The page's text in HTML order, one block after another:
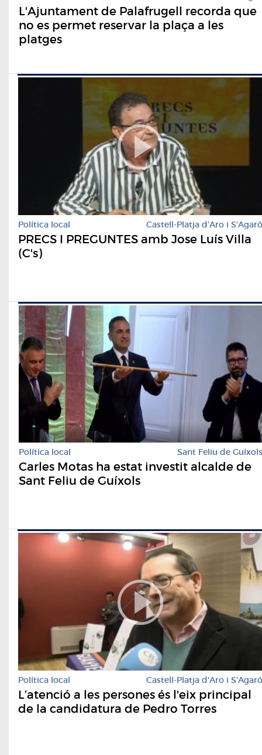
L'Ajuntament de Palafrugell recorda que
no es permet reservar la plaça a les
platges
Política local Castell-Platja d'Aro i S'Agaró
PRECS I PREGUNTES amb Jose Luís Villa
(C's)
Política local Sant Feliu de Guíxols
Carles Motas ha estat investit alcalde de
Sant Feliu de Guíxols
Política local Castell-Platja d'Aro i S'Agaró
L’atenció a les persones és l'eix principal
de la candidatura de Pedro Torres